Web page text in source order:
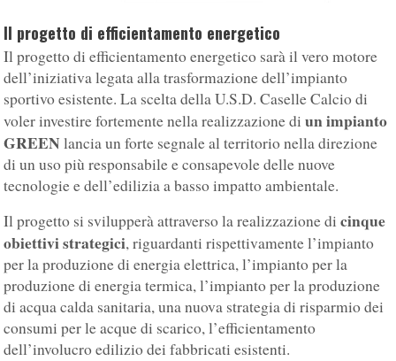
Il progetto di efficientamento energetico
Il progetto di efficientamento energetico sarà il vero motore
dell’iniziativa legata alla trasformazione dell’impianto
sportivo esistente. La scelta della U.S.D. Caselle Calcio di
voler investire fortemente nella realizzazione diun impianto
GREEN lancia un forte segnale al territorio nella direzione
di un uso più responsabile e consapevole delle nuove
tecnologie e dell’edilizia a basso impatto ambientale.
Il progetto si svilupperà attraverso la realizzazione dicinque
obiettivi strategici, riguardanti rispettivamente l’impianto
per la produzione di energia elettrica, l’impianto per la
produzione di energia termica, l’impianto per la produzione
di acqua calda sanitaria, una nuova strategia di risparmio dei
consumi per le acque di scarico, l’efficientamento
dell’involucro edilizio dei fabbricati esistenti.